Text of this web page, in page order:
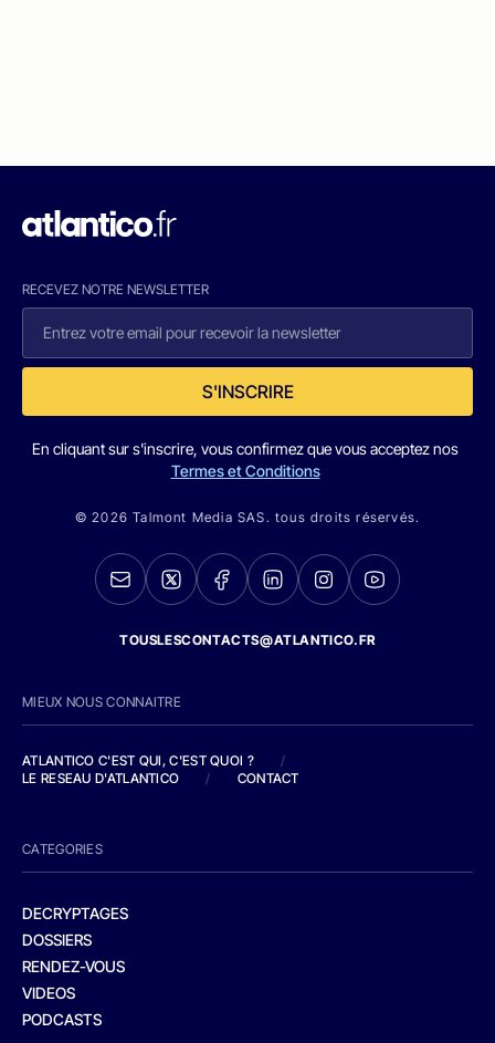
RECEVEZ NOTRE NEWSLETTER
S'INSCRIRE
En cliquant sur s'inscrire, vous confirmez que vous acceptez nos
Termes et Conditions
© 2026 Talmont Media SAS. tous droits réservés.
TOUSLESCONTACTS@ATLANTICO.FR
MIEUX NOUS CONNAITRE
ATLANTICO C'EST QUI, C'EST QUOI ?
/
LE RESEAU D'ATLANTICO
/ CONTACT
CATEGORIES
DECRYPTAGES
DOSSIERS
RENDEZ-VOUS
VIDEOS
PODCASTS